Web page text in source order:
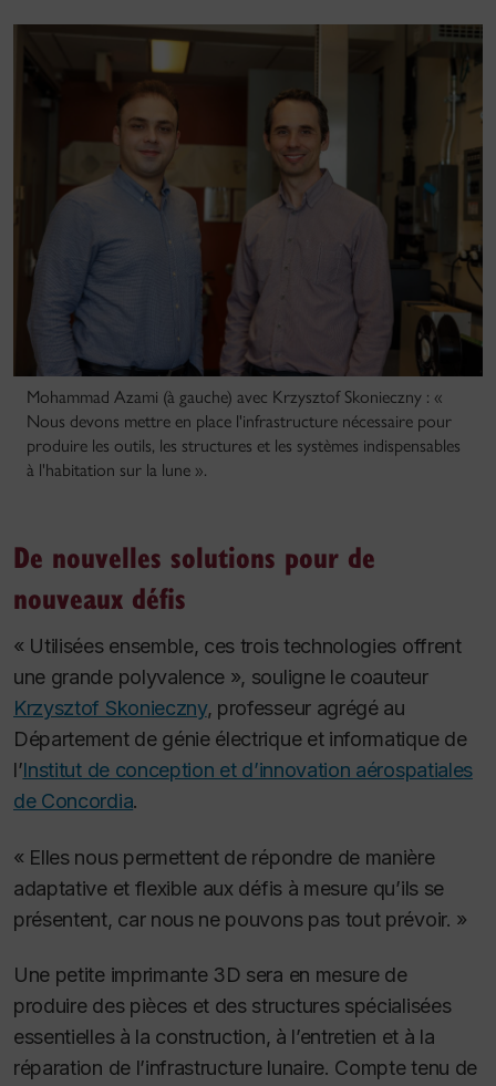
Mohammad Azami (à gauche) avec Krzysztof Skonieczny : «
Nous devons mettre en place l'infrastructure nécessaire pour
produire les outils, les structures et les systèmes indispensables
à l'habitation sur la lune ».
De nouvelles solutions pour de
nouveaux défis
« Utilisées ensemble, ces trois technologies offrent
une grande polyvalence », souligne le coauteur
Krzysztof Skonieczny, professeur agrégé au
Département de génie électrique et informatique de
l’Institut de conception et d’innovation aérospatiales
de Concordia.
« Elles nous permettent de répondre de manière
adaptative et flexible aux défis à mesure qu’ils se
présentent, car nous ne pouvons pas tout prévoir. »
Une petite imprimante 3D sera en mesure de
produire des pièces et des structures spécialisées
essentielles à la construction, à l’entretien et à la
réparation de l’infrastructure lunaire. Compte tenu de